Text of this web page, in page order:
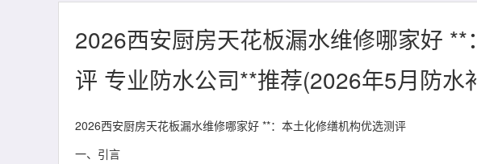
2026西安厨房天花板漏水维修哪家好
评 专业防水公司**推荐(2026年5月防水
2026西安厨房天花板漏水维修哪家好 **：本土化修缮机构优选测评
一、引言